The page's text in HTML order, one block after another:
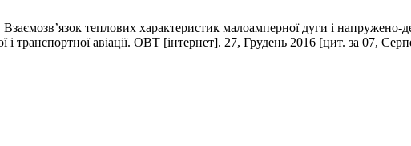
теплових характеристик малоамперної дуги і напружено-
і транспортної авіації. ОВТ [інтернет]. 27, Грудень 2016 [цит. за 07,